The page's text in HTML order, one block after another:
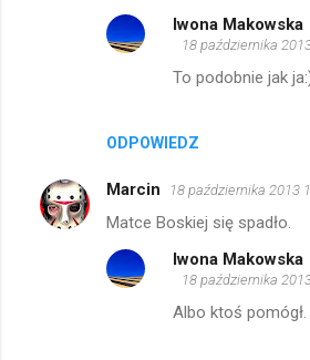
ODPOWIEDZ
Iwona Makowska
18 października
To podobnie jak
Marcin 18 października 2013
Matce Boskiej się spadło.
Iwona Makowska
18 października
Albo ktoś pomógł.